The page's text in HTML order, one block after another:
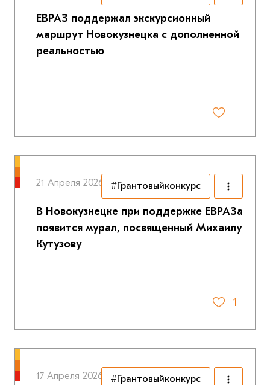
ЕВРАЗ поддержал экскурсионный
маршрут Новокузнецка с дополненной
реальностью
21 Апреля 2026
В Новокузнецке при поддержке ЕВРАЗа
появится мурал, посвященный Михаилу
Кутузову
#Грантовыйконкурс
1
17 Апреля 2026 #Грантовыйконкурс